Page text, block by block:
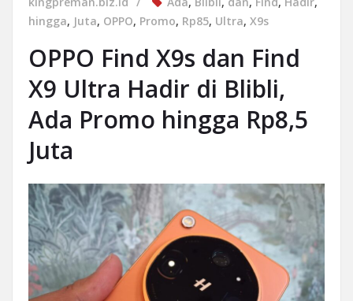
hingga, Juta, OPPO, Promo, Rp85, Ultra, X9s
OPPO Find X9s dan Find
X9 Ultra Hadir di Blibli,
Ada Promo hingga Rp8,5
Juta